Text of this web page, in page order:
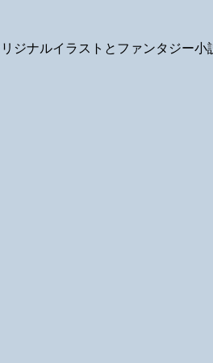
ジナルイラストとファンタジー小